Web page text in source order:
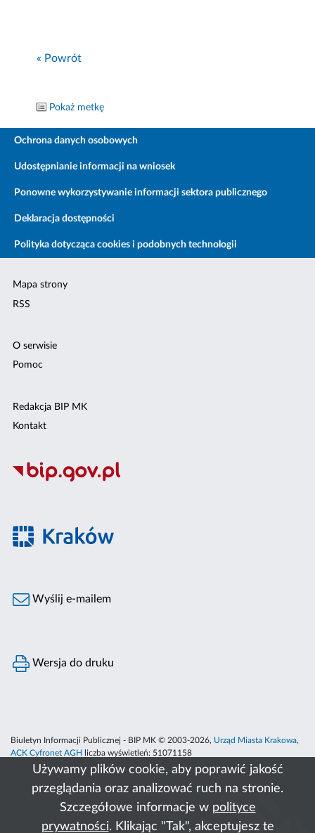
Używamy plików cookie, aby poprawić jakość
przeglądania oraz analizować ruch na stronie.
Szczegółowe informacje w polityce
prywatności. Klikając "Tak", akceptujesz te
« Powrót
Pokaż metkę
Ochrona danych osobowych
Udostępnianie informacji na wniosek
Ponowne wykorzystywanie informacji sektora publicznego
Deklaracja dostępności
Polityka dotycząca cookies i podobnych technologii
Mapa strony
RSS
O serwisie
Pomoc
Redakcja BIP MK
Kontakt
Wyślij e-mailem
Wersja do druku
Biuletyn Informacji Publicznej - BIP MK © 2003-2026, Urząd Miasta Krakowa,
ACK Cyfronet AGH
liczba wyświetleń: 51071158